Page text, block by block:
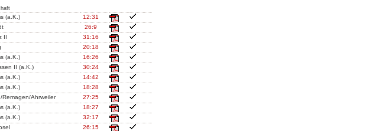
(a.K.)
12:31
26:9
II
31:16
20:18
(a.K.)
16:26
II (a.K.)
30:24
(a.K.)
14:42
(a.K.)
18:28
Remagen/Ahrweiler
27:25
(a.K.)
18:27
(a.K.)
32:17
26:15